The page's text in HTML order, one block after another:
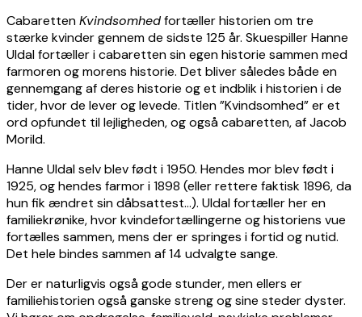
CabarettenKvindsomhedfortæller historien om tre
stærke kvinder gennem de sidste 125 år. Skuespiller Hanne
Uldal fortæller i cabaretten sin egen historie sammen med
farmoren og morens historie. Det bliver således både en
gennemgang af deres historie og et indblik i historien i de
tider, hvor de lever og levede. Titlen ”Kvindsomhed” er et
ord opfundet til lejligheden, og også cabaretten, af Jacob
Morild.
Hanne Uldal selv blev født i 1950. Hendes mor blev født i
1925, og hendes farmor i 1898 (eller rettere faktisk 1896, da
hun fik ændret sin dåbsattest…). Uldal fortæller her en
familiekrønike, hvor kvindefortællingerne og historiens vue
fortælles sammen, mens der er springes i fortid og nutid.
Det hele bindes sammen af 14 udvalgte sange.
Der er naturligvis også gode stunder, men ellers er
familiehistorien også ganske streng og sine steder dyster.